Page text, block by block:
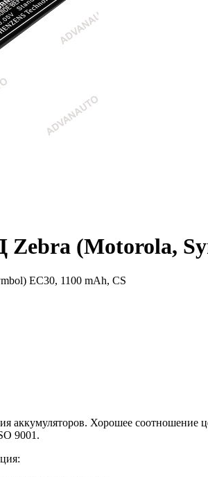
(Motorola,
EC30, 1100 mAh, CS
аккумуляторов. Хорошее соотношение
9001.